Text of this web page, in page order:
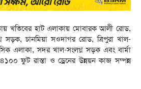
খতিবের হাট এলাকায় মোবারক আলী রোড,
সড়ক, চানমিয়া সওদাগর রোড, ত্রিপুরা খাল-
এলাকা, সদর খাল-সংলগ্ন সড়ক এবং বার্মা
ফুট রাস্তা ও ড্রেনের উন্নয়ন কাজ সম্পন্ন